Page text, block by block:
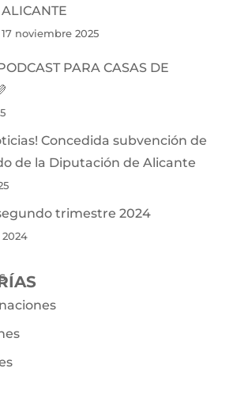
ALICANTE
17 noviembre 2025
PARA CASAS DE
Concedida subvención de
de la Diputación de Alicante
trimestre 2024